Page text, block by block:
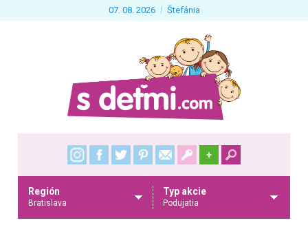
07. 08. 2026 Štefánia
+
Región
Bratislava
Typ akcie
Podujatia